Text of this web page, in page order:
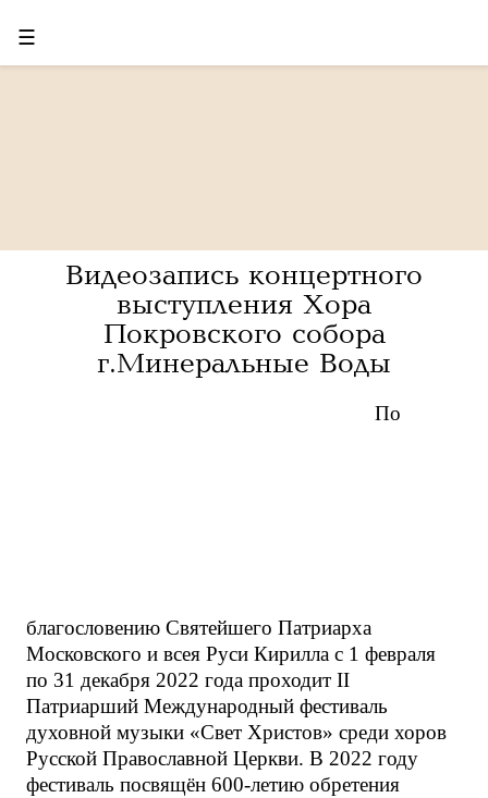
☰
Видеозапись концертного
выступления Хора
Покровского собора
г.Минеральные Воды
По
благословению Святейшего Патриарха
Московского и всея Руси Кирилла с 1 февраля
по 31 декабря 2022 года проходит II
Патриарший Международный фестиваль
духовной музыки «Свет Христов» среди хоров
Русской Православной Церкви. В 2022 году
фестиваль посвящён 600-летию обретения